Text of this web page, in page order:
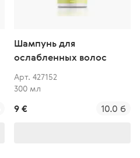
Шампунь для
ослабленных волос
Арт. 427152
300 мл
9 € 10.0 б